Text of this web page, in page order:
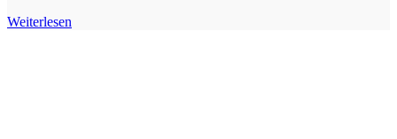
Weiterlesen